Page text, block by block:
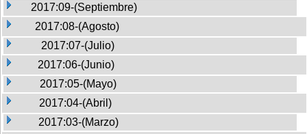
2017:09-(Septiembre)
2017:08-(Agosto)
2017:07-(Julio)
2017:06-(Junio)
2017:05-(Mayo)
2017:04-(Abril)
2017:03-(Marzo)